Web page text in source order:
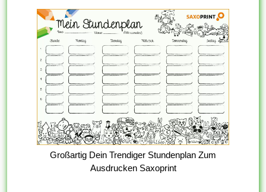
Großartig Dein Trendiger Stundenplan Zum
Ausdrucken Saxoprint